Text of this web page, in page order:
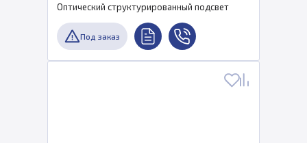
Оптический структурированный подсвет
Под заказ